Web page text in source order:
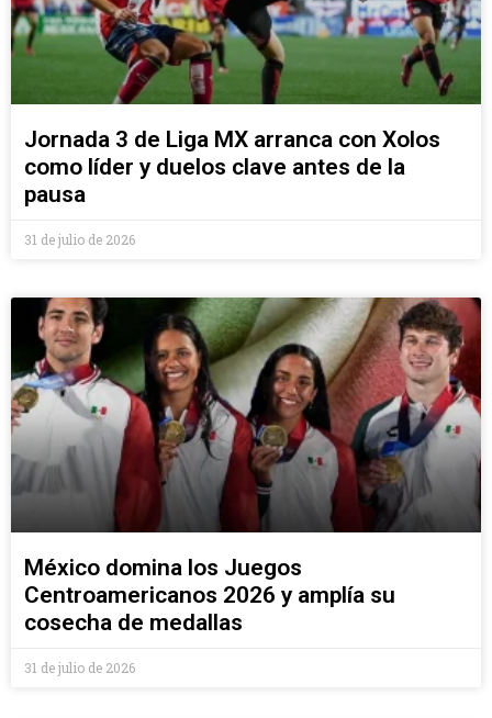
Jornada 3 de Liga MX arranca con Xolos
como líder y duelos clave antes de la
pausa
31 de julio de 2026
México domina los Juegos
Centroamericanos 2026 y amplía su
cosecha de medallas
31 de julio de 2026